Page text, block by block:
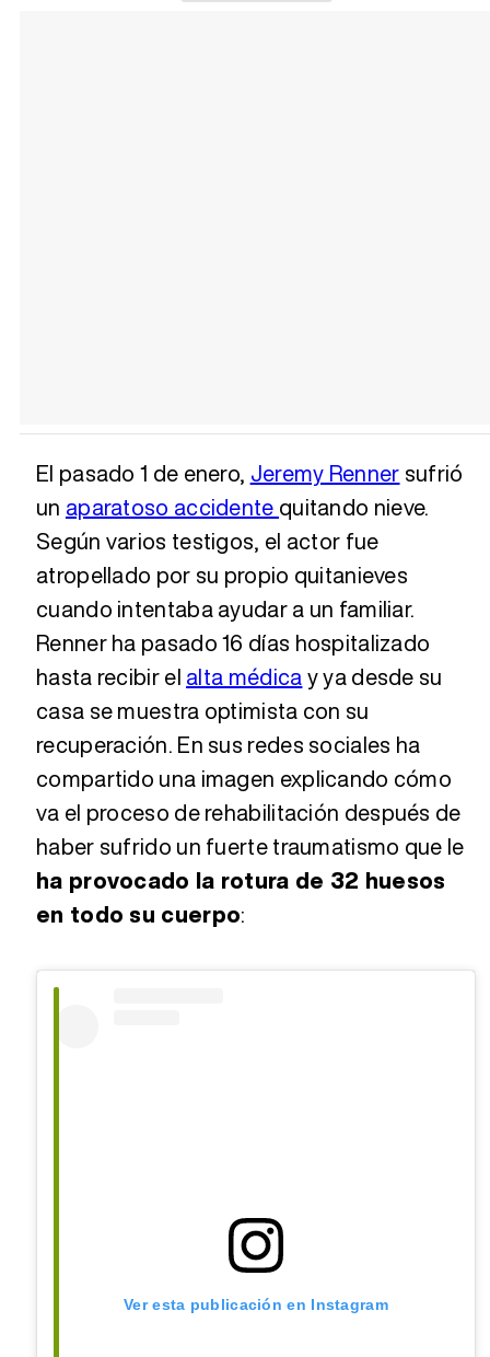
El pasado 1 de enero, Jeremy Renner sufrió
un aparatoso accidente quitando nieve.
Según varios testigos, el actor fue
atropellado por su propio quitanieves
cuando intentaba ayudar a un familiar.
Renner ha pasado 16 días hospitalizado
hasta recibir el alta médicay ya desde su
casa se muestra optimista con su
recuperación. En sus redes sociales ha
compartido una imagen explicando cómo
va el proceso de rehabilitación después de
haber sufrido un fuerte traumatismo que le
ha provocado la rotura de 32 huesos
en todo su cuerpo:
Ver esta publicación en Instagram